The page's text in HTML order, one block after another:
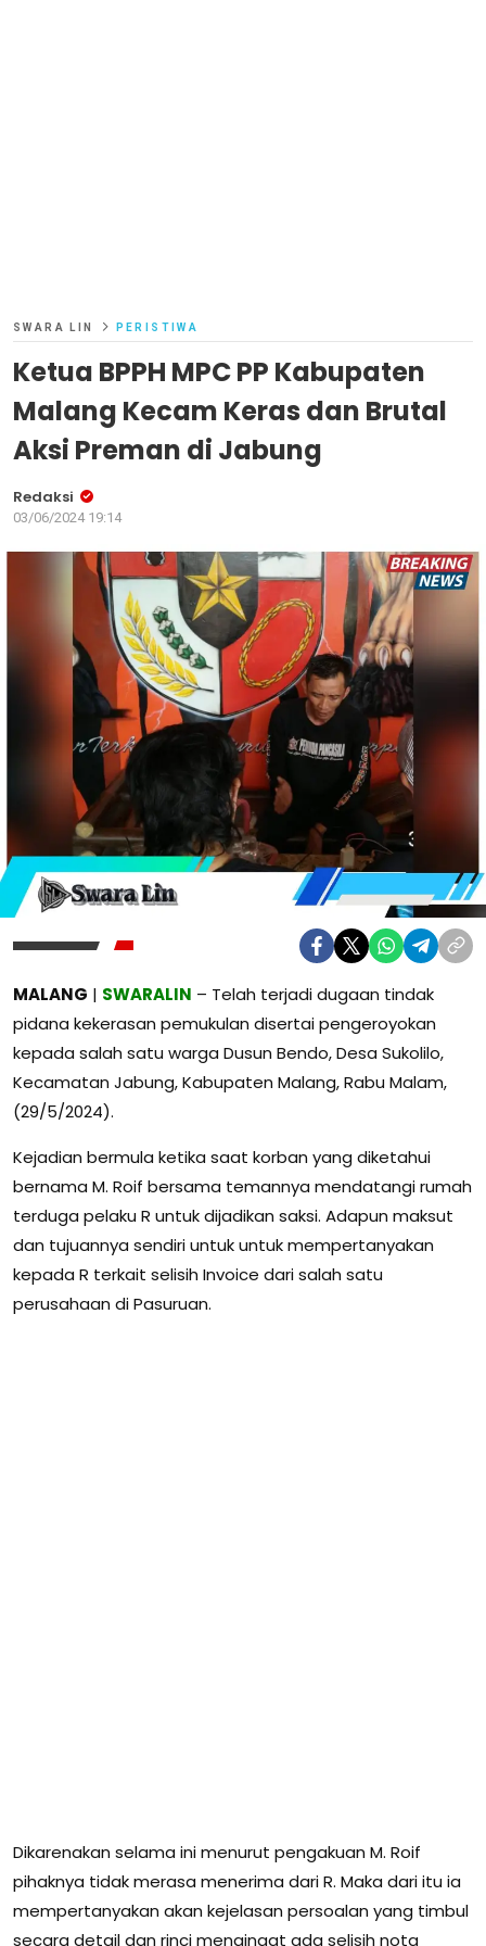
SWARA LIN PERISTIWA
Ketua BPPH MPC PP Kabupaten
Malang Kecam Keras dan Brutal
Aksi Preman di Jabung
Redaksi
03/06/2024 19:14
MALANG | SWARALIN – Telah terjadi dugaan tindak
pidana kekerasan pemukulan disertai pengeroyokan
kepada salah satu warga Dusun Bendo, Desa Sukolilo,
Kecamatan Jabung, Kabupaten Malang, Rabu Malam,
(29/5/2024).
Kejadian bermula ketika saat korban yang diketahui
bernama M. Roif bersama temannya mendatangi rumah
terduga pelaku R untuk dijadikan saksi. Adapun maksut
dan tujuannya sendiri untuk untuk mempertanyakan
kepada R terkait selisih Invoice dari salah satu
perusahaan di Pasuruan.
Dikarenakan selama ini menurut pengakuan M. Roif
pihaknya tidak merasa menerima dari R. Maka dari itu ia
mempertanyakan akan kejelasan persoalan yang timbul
secara detail dan rinci mengingat ada selisih nota